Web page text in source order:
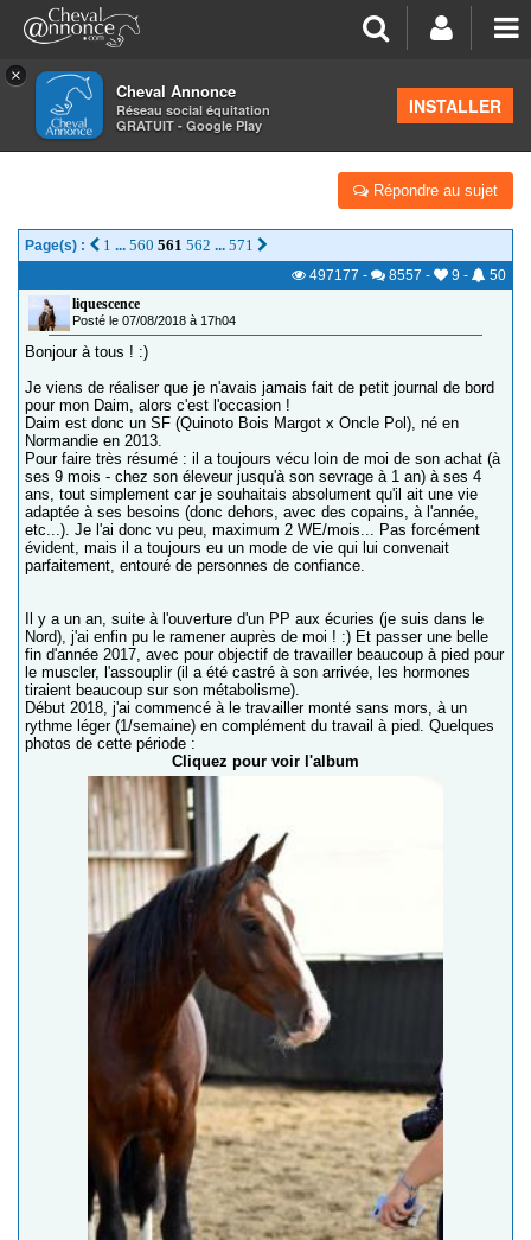
×
Cheval Annonce
Réseau social équitation
GRATUIT - Google Play
INSTALLER
>Vos photos et vidéos
DAIM GRANVILAIS: RENTRÉE P303
Répondre au sujet
Page(s) : 1 ... 560 561 562 ... 571
497177 - 8557 - 9 -
50
liquescence
Posté le 07/08/2018 à 17h04
Bonjour à tous ! :)
Je viens de réaliser que je n'avais jamais fait de petit journal de bord
pour mon Daim, alors c'est l'occasion !
Daim est donc un SF (Quinoto Bois Margot x Oncle Pol), né en
Normandie en 2013.
Pour faire très résumé : il a toujours vécu loin de moi de son achat (à
ses 9 mois - chez son éleveur jusqu'à son sevrage à 1 an) à ses 4
ans, tout simplement car je souhaitais absolument qu'il ait une vie
adaptée à ses besoins (donc dehors, avec des copains, à l'année,
etc...). Je l'ai donc vu peu, maximum 2 WE/mois... Pas forcément
évident, mais il a toujours eu un mode de vie qui lui convenait
parfaitement, entouré de personnes de confiance.
Il y a un an, suite à l'ouverture d'un PP aux écuries (je suis dans le
Nord), j'ai enfin pu le ramener auprès de moi ! :) Et passer une belle
fin d'année 2017, avec pour objectif de travailler beaucoup à pied pour
le muscler, l'assouplir (il a été castré à son arrivée, les hormones
tiraient beaucoup sur son métabolisme).
Début 2018, j'ai commencé à le travailler monté sans mors, à un
rythme léger (1/semaine) en complément du travail à pied. Quelques
photos de cette période :
Cliquez pour voir l'album